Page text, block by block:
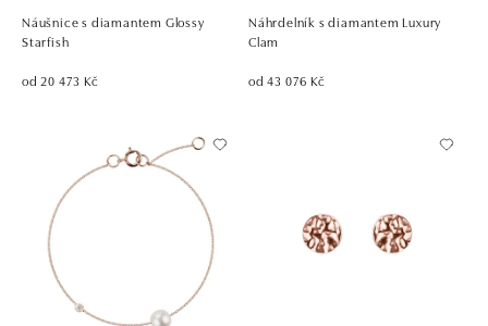
Náušnice s diamantem Glossy
Starfish
od 20 473 Kč
Náhrdelník s diamantem Luxury
Clam
od 43 076 Kč